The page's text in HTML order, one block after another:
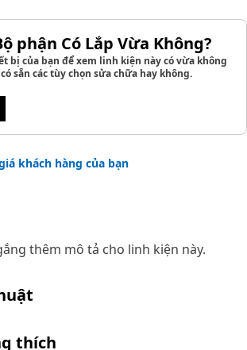
phận Có Lắp Vừa Không?
bị của bạn để xem linh kiện này có vừa không
sẵn các tùy chọn sửa chữa hay không.
khách hàng của bạn
thêm mô tả cho linh kiện này.
thích